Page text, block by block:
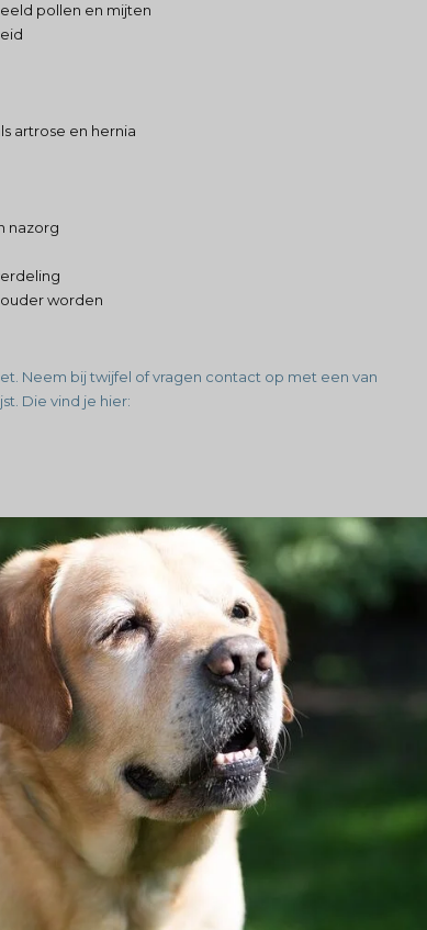
pollen en mijten
artrose en hernia
nazorg
worden
Neem bij twijfel of vragen contact op met een van
Die vind je hier: